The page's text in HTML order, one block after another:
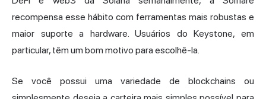
recompensa esse hábito com ferramentas mais robustas e
maior suporte a hardware. Usuários do Keystone, em
particular, têm um bom motivo para escolhê-la.
Se você possui uma variedade de blockchains ou